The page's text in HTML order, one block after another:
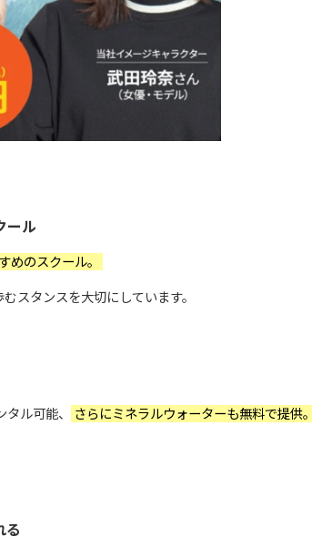
ール
めのスクール。
スタンスを大切にしています。
ル可能、 さらにミネラルウォーターも無料で提供。
る